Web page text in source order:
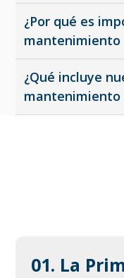
¿Por qué es
mantenimiento
¿Qué incluye
mantenimiento
01. La